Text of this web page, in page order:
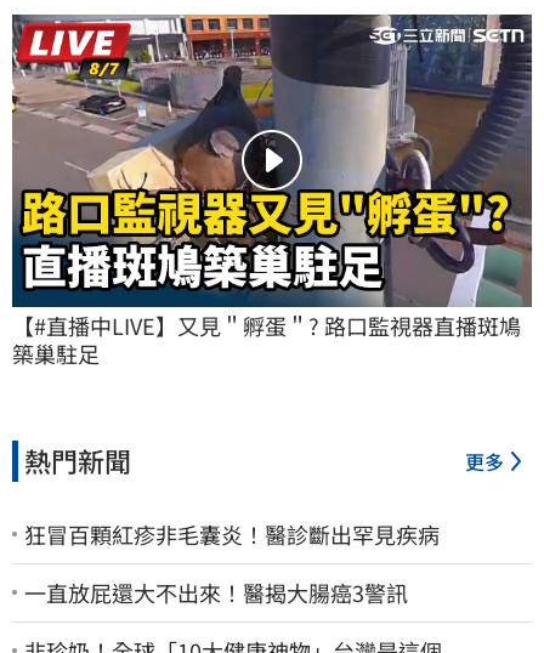
【#直播中LIVE】又見＂孵蛋＂? 路口監視器直播斑鳩
築巢駐足
熱門新聞 更多
狂冒百顆紅疹非毛囊炎！醫診斷出罕見疾病
一直放屁還大不出來！醫揭大腸癌3警訊